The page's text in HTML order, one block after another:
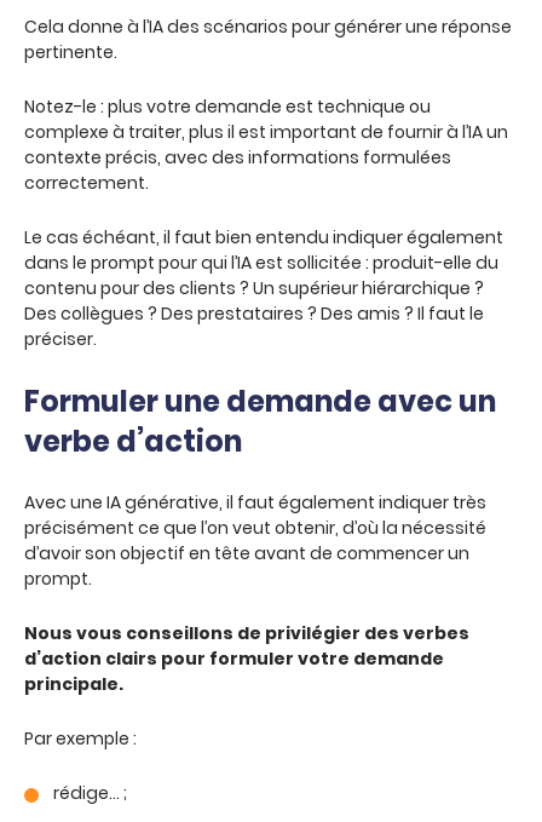
Cela donne à l’IA des scénarios pour générer une réponse
pertinente.
Notez-le : plus votre demande est technique ou
complexe à traiter, plus il est important de fournir à l’IA un
contexte précis, avec des informations formulées
correctement.
Le cas échéant, il faut bien entendu indiquer également
dans le prompt pour qui l’IA est sollicitée : produit-elle du
contenu pour des clients ? Un supérieur hiérarchique ?
Des collègues ? Des prestataires ? Des amis ? Il faut le
préciser.
Formuler une demande avec un
verbe d’action
Avec une IA générative, il faut également indiquer très
précisément ce que l’on veut obtenir, d’où la nécessité
d’avoir son objectif en tête avant de commencer un
prompt.
Nous vous conseillons de privilégier des verbes
d’action clairs pour formuler votre demande
principale.
Par exemple :
rédige… ;